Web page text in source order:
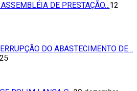
DE PRESTAÇÃO…12
DO ABASTECIMENTO DE…